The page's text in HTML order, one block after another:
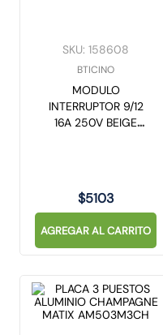
SKU: 158608
BTICINO
MODULO
INTERRUPTOR 9/12
16A 250V BEIGE
$5103
AGREGAR AL CARRITO